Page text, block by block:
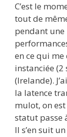
C’est le
tout de
pendant
en ce qui me
instanciée (2
(Irelande).
la latence
mulot, on est
statut passe
Il s’en suit